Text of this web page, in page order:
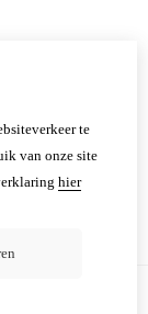
te
van onze site
hier